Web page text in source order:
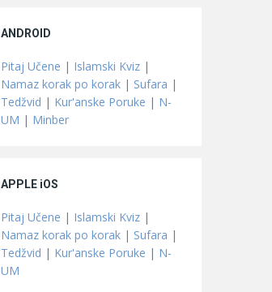
ANDROID
Pitaj Učene | Islamski Kviz |
Namaz korak po korak | Sufara |
Tedžvid | Kur'anske Poruke | N-
UM | Minber
APPLE iOS
Pitaj Učene | Islamski Kviz |
Namaz korak po korak | Sufara |
Tedžvid | Kur'anske Poruke | N-
UM